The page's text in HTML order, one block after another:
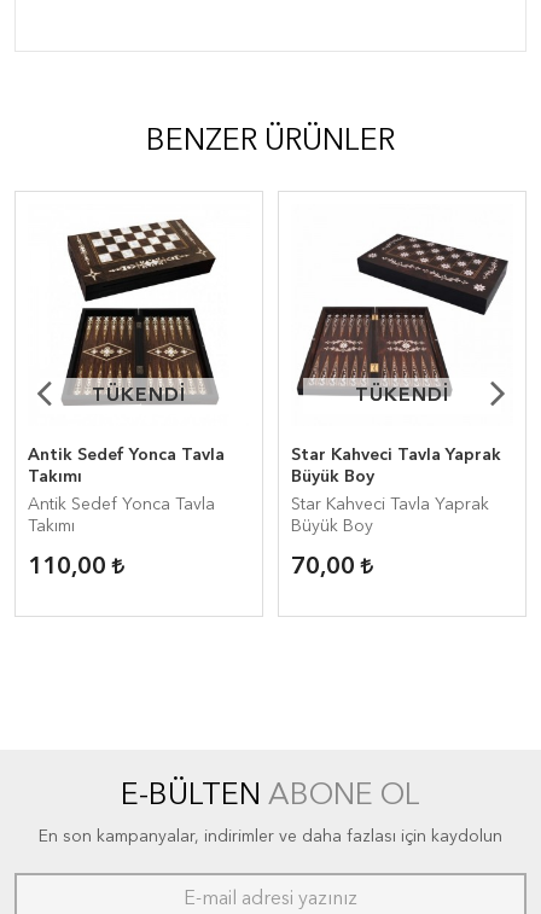
BENZER ÜRÜNLER
TÜKENDİ
TÜKENDİ
Antik Sedef Yonca Tavla
Takımı
Antik Sedef Yonca Tavla
Takımı
110,00
TÜKENDİ
TÜKENDİ
Star Kahveci Tavla Yaprak
Büyük Boy
Star Kahveci Tavla Yaprak
Büyük Boy
70,00
E-BÜLTEN ABONE OL
En son kampanyalar, indirimler ve daha fazlası için kaydolun